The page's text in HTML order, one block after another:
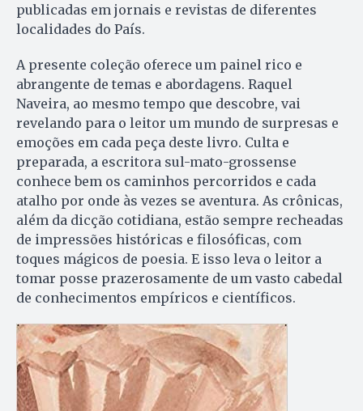
publicadas em jornais e revistas de diferentes
localidades do País.
A presente coleção oferece um painel rico e
abrangente de temas e abordagens. Raquel
Naveira, ao mesmo tempo que descobre, vai
revelando para o leitor um mundo de surpresas e
emoções em cada peça deste livro. Culta e
preparada, a escritora sul-mato-grossense
conhece bem os caminhos percorridos e cada
atalho por onde às vezes se aventura. As crônicas,
além da dicção cotidiana, estão sempre recheadas
de impressões históricas e filosóficas, com
toques mágicos de poesia. E isso leva o leitor a
tomar posse prazerosamente de um vasto cabedal
de conhecimentos empíricos e científicos.